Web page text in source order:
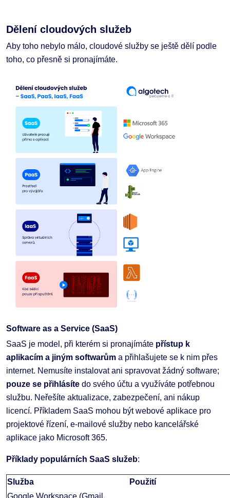
Dělení cloudových služeb
Aby toho nebylo málo, cloudové služby se ještě dělí podle
toho, co přesně si pronajímáte.
Software as a Service (SaaS)
SaaS je model, při kterém si pronajímáte přístup k
aplikacím a jiným softwarům a přihlašujete se k nim přes
internet. Nemusíte instalovat ani spravovat žádný software;
pouze se přihlásíte do svého účtu a využíváte potřebnou
službu. Neřešíte aktualizace, zabezpečení, ani nákup
licencí. Příkladem SaaS mohou být webové aplikace pro
projektové řízení, e-mailové služby nebo kancelářské
aplikace jako Microsoft 365.
Příklady populárních SaaS služeb:
Služba
Použití
Google Workspace (Gmail,